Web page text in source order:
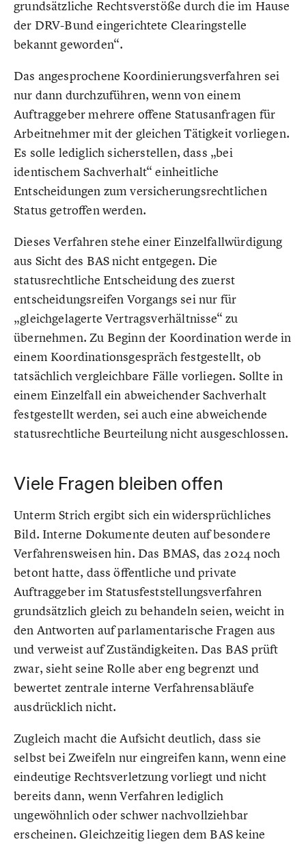
grundsätzliche Rechtsverstöße durch die im Hause
der DRV-Bund eingerichtete Clearingstelle
bekannt geworden“.
Das angesprochene Koordinierungsverfahren sei
nur dann durchzuführen, wenn von einem
Auftraggeber mehrere offene Statusanfragen für
Arbeitnehmer mit der gleichen Tätigkeit vorliegen.
Es solle lediglich sicherstellen, dass „bei
identischem Sachverhalt“ einheitliche
Entscheidungen zum versicherungsrechtlichen
Status getroffen werden.
Dieses Verfahren stehe einer Einzelfallwürdigung
aus Sicht des BAS nicht entgegen. Die
statusrechtliche Entscheidung des zuerst
entscheidungsreifen Vorgangs sei nur für
„gleichgelagerte Vertragsverhältnisse“ zu
übernehmen. Zu Beginn der Koordination werde in
einem Koordinationsgespräch festgestellt, ob
tatsächlich vergleichbare Fälle vorliegen. Sollte in
einem Einzelfall ein abweichender Sachverhalt
festgestellt werden, sei auch eine abweichende
statusrechtliche Beurteilung nicht ausgeschlossen.
Viele Fragen bleiben offen
Unterm Strich ergibt sich ein widersprüchliches
Bild. Interne Dokumente deuten auf besondere
Verfahrensweisen hin. Das BMAS, das 2024 noch
betont hatte, dass öffentliche und private
Auftraggeber im Statusfeststellungsverfahren
grundsätzlich gleich zu behandeln seien, weicht in
den Antworten auf parlamentarische Fragen aus
und verweist auf Zuständigkeiten. Das BAS prüft
zwar, sieht seine Rolle aber eng begrenzt und
bewertet zentrale interne Verfahrensabläufe
ausdrücklich nicht.
Zugleich macht die Aufsicht deutlich, dass sie
selbst bei Zweifeln nur eingreifen kann, wenn eine
eindeutige Rechtsverletzung vorliegt und nicht
bereits dann, wenn Verfahren lediglich
ungewöhnlich oder schwer nachvollziehbar
erscheinen. Gleichzeitig liegen dem BAS keine